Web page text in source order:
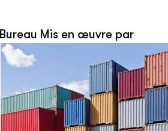
Bureau Mis en œuvre par